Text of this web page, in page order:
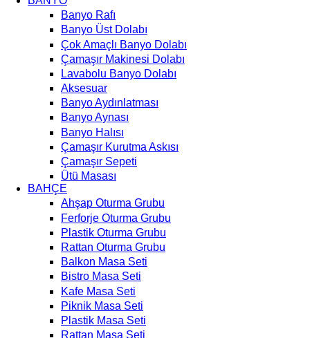
Banyo Rafı
Banyo Üst Dolabı
Çok Amaçlı Banyo Dolabı
Çamaşır Makinesi Dolabı
Lavabolu Banyo Dolabı
Aksesuar
Banyo Aydınlatması
Banyo Aynası
Banyo Halısı
Çamaşır Kurutma Askısı
Çamaşır Sepeti
Ütü Masası
BAHÇE
Ahşap Oturma Grubu
Ferforje Oturma Grubu
Plastik Oturma Grubu
Rattan Oturma Grubu
Balkon Masa Seti
Bistro Masa Seti
Kafe Masa Seti
Piknik Masa Seti
Plastik Masa Seti
Rattan Masa Seti